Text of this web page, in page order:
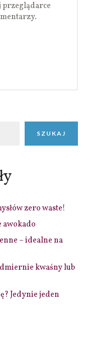
przeglądarce
SZUKAJ
zero waste!
awokado
– idealne na
kwaśny lub
Jedynie jeden